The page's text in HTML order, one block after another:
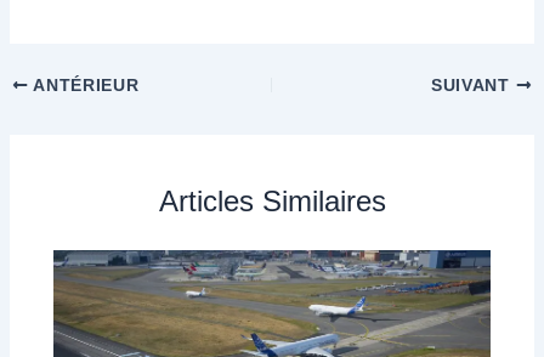
ANTÉRIEUR SUIVANT
Articles Similaires